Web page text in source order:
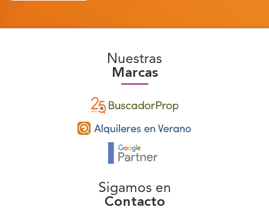
Nuestras
Marcas
Sigamos en
Contacto